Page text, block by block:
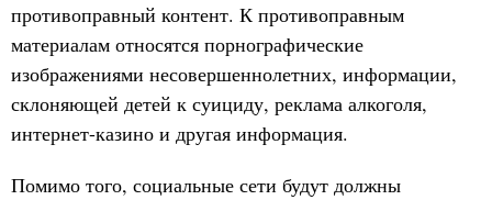
противоправный контент. К противоправным
материалам относятся порнографические
изображениями несовершеннолетних, информации,
склоняющей детей к суициду, реклама алкоголя,
интернет-казино и другая информация.
Помимо того, социальные сети будут должны